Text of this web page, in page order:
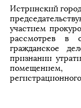
Истринский
участием
рассмотрев в
гражданское
признании